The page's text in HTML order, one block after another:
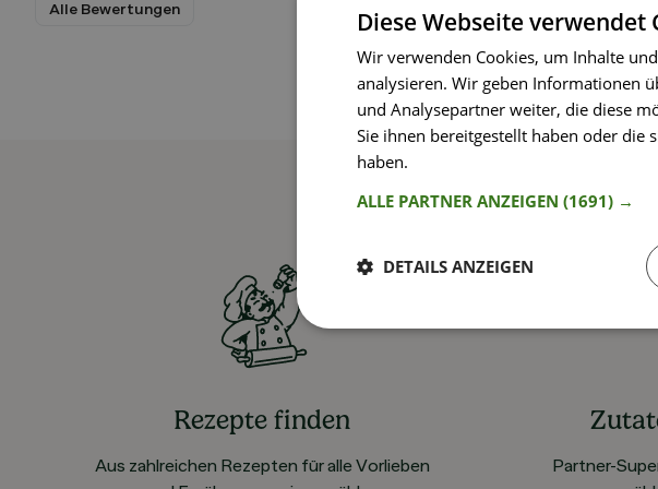
Alle Bewertungen
Rezepte finden
Aus zahlreichen Rezepten für alle Vorlieben
Partner-
Diese Webseite verwendet
Wir verwenden Cookies, um Inhalte
analysieren. Wir geben Informationen
und Analysepartner weiter, die diese
Sie ihnen bereitgestellt haben oder die
haben.
ALLE PARTNER ANZEIGEN (1691) →
DETAILS ANZEIGEN